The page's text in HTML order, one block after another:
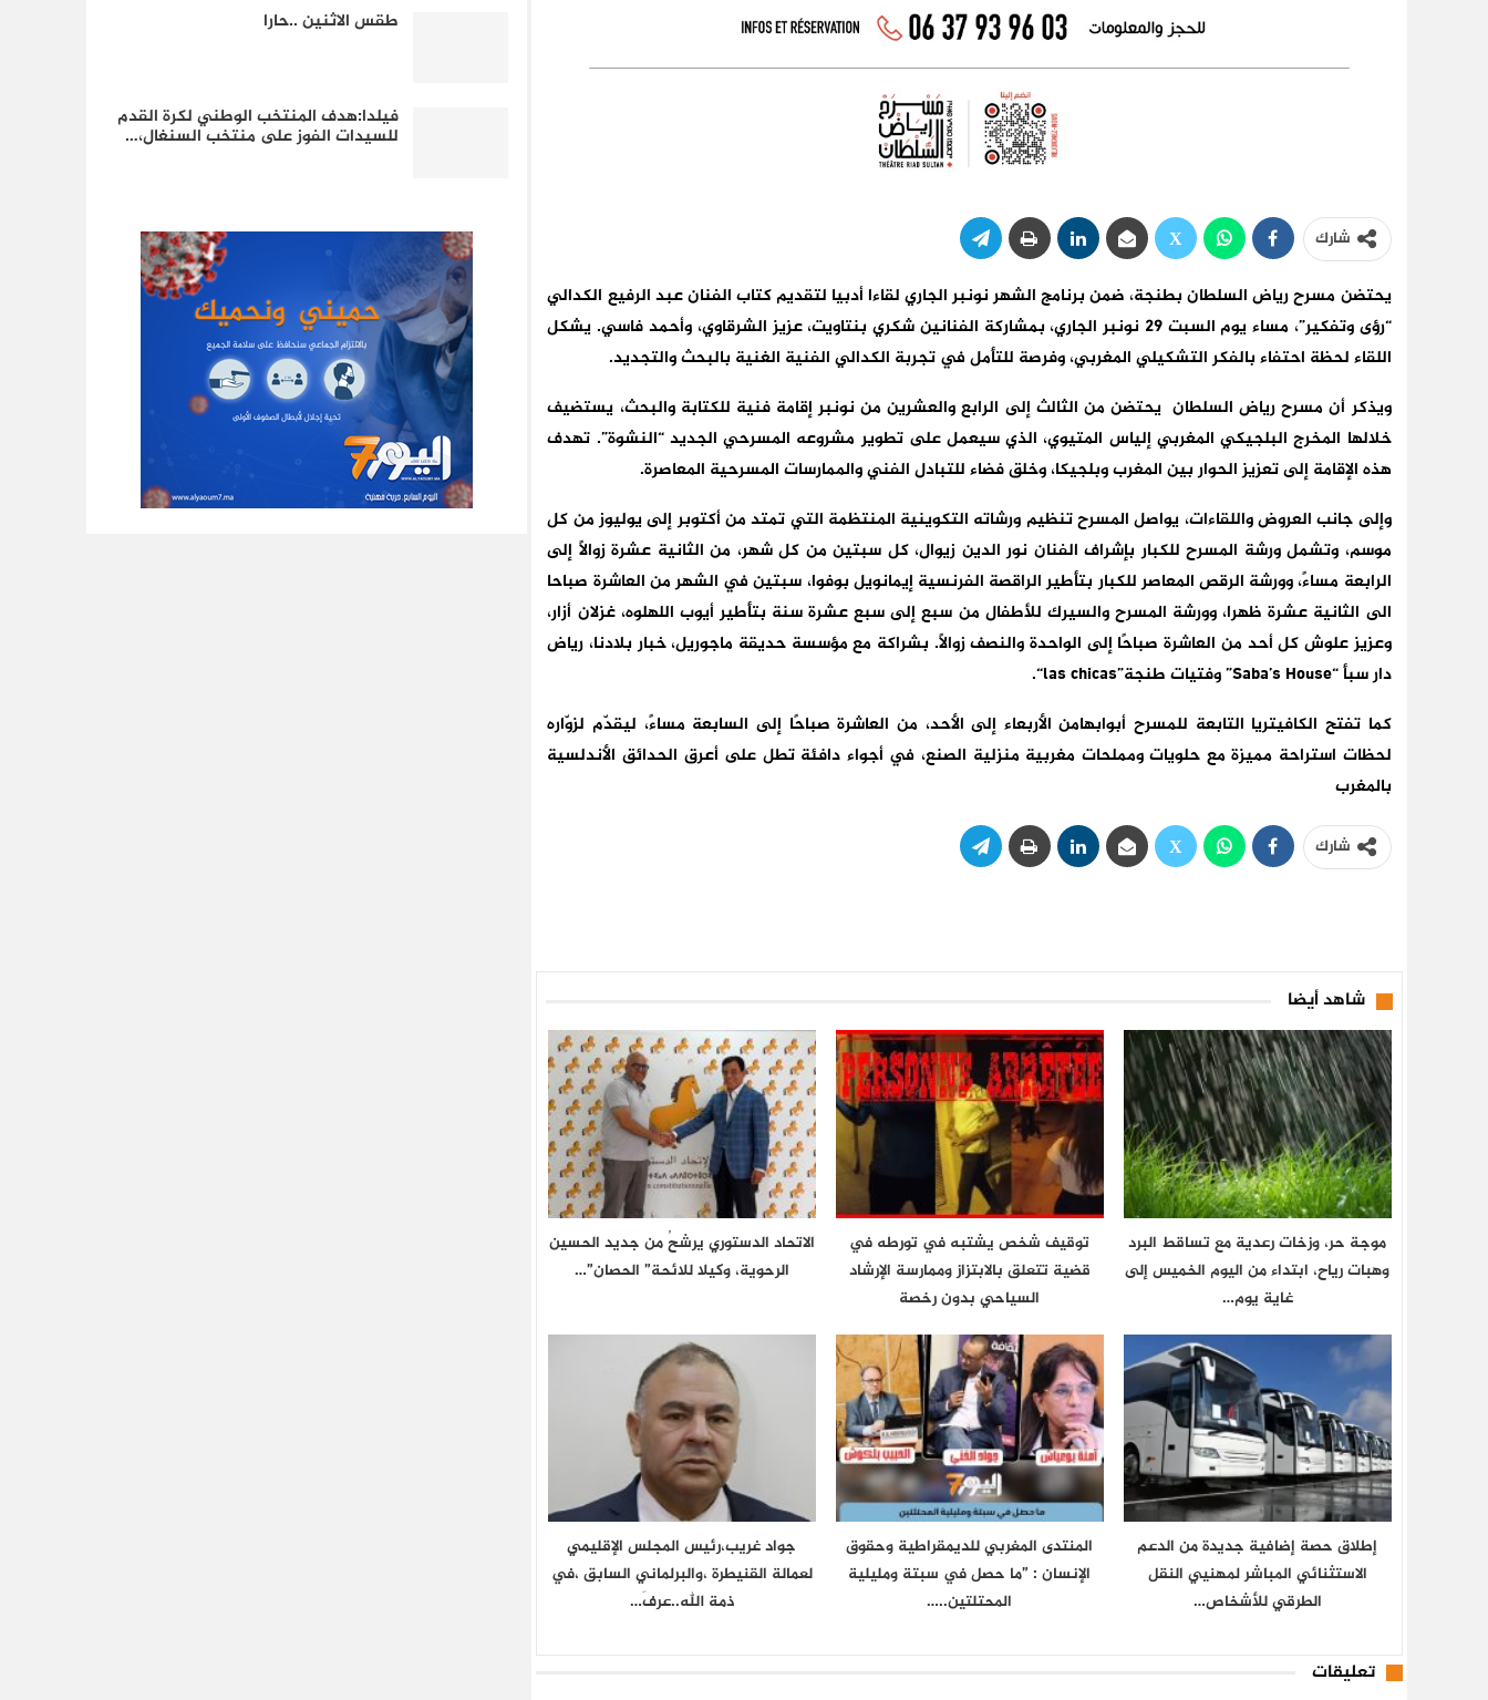
شارك
يحتضن مسرح رياض السلطان بطنجة، ضمن برنامج الشهر نونبر الجاري لقاءا أدبيا لتقديم كتاب الفنانعبد الرفيع الكدالي
“رؤى وتفكير”، مساء يوم السبت 29 نونبر الجاري، بمشاركة الفنانين شكري بنتاويت، عزيز الشرقاوي، وأحمد فاسي.يشكل
اللقاء لحظة احتفاء بالفكر التشكيلي المغربي، وفرصة للتأمل في تجربة الكدالي الفنية الغنية بالبحث والتجديد.
ويذكر أن مسرح رياض السلطان يحتضنمن الثالث إلى الرابع والعشرين من نونبر إقامة فنية للكتابة والبحث، يستضيف
خلالها المخرج البلجيكي المغربي إلياس المتيوي، الذي سيعمل على تطوير مشروعه المسرحي الجديد “النشوة”. تهدف
هذه الإقامة إلى تعزيز الحوار بين المغرب وبلجيكا، وخلق فضاء للتبادل الفني والممارسات المسرحية المعاصرة.
وإلى جانب العروض واللقاءات، يواصل المسرح تنظيم ورشاته التكوينية المنتظمة التي تمتدمن أكتوبر إلى يوليوزمن كل
موسم، وتشملورشة المسرح للكبار بإشراف الفنان نور الدين زيوال،كل سبتين من كل شهر، من الثانية عشرة زوالًا إلى
الرابعة مساءً، وورشة الرقص المعاصر للكبار بتأطير الراقصة الفرنسية إيمانويل بوفوا، سبتينفي الشهر من العاشرة صباحا
الى الثانية عشرة ظهرا، وورشة المسرح والسيرك للأطفال من سبع إلى سبع عشرة سنة بتأطير أيوب اللهلوه، غزلان أزار،
وعزيز علوش كل أحد من العاشرة صباحًا إلى الواحدة والنصف زوالًا. بشراكة مع مؤسسة حديقة ماجوريل، خبار بلادنا، رياض
دار سبأ “Saba’s House” وفتيات طنجة”las chicas
“
.
كما تفتح الكافيتريا التابعة للمسرح أبوابهامن الأربعاء إلى الأحد، من العاشرة صباحًا إلى السابعة مساءً، ليقدّم لزوّاره
لحظات استراحة مميزة مع حلويات ومملحات مغربية منزلية الصنع، في أجواء دافئة تطل على أعرق الحدائق الأندلسية
بالمغرب
شارك
شاهد أيضا
موجة حر، وزخات رعدية مع تساقط البرد
وهبات رياح، ابتداء من اليوم الخميس إلى
غاية يوم…
توقيف شخص يشتبه في تورطه في
قضية تتعلق بالابتزاز وممارسة الإرشاد
السياحي بدون رخصة
الاتحاد الدستوري يرشحُ من جديد الحسين
الرحوية، وكيلا للائحة” الحصان”…
إطلاق حصة إضافية جديدة من الدعم
الاستثنائي المباشر لمهنيي النقل
الطرقي للأشخاص…
المنتدى المغربي للديمقراطية وحقوق
الإنسان : ”ما حصل في سبتة ومليلية
المحتلتين..…
جواد غريب،رئيس المجلس الإقليمي
لعمالة القنيطرة ،والبرلماني السابق ،في
ذمة الله..عرفَ…
تعليقات
طقس الاثنين ..حارا
فيلدا:هدف المنتخب الوطني لكرة القدم
للسيدات الفوز على منتخب السنغال،…